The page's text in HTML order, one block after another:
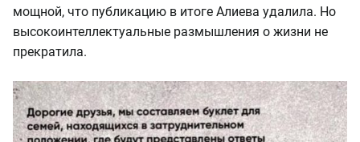
мощной, что публикацию в итоге Алиева удалила. Но
высокоинтеллектуальные размышления о жизни не
прекратила.